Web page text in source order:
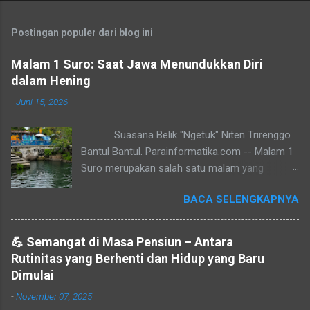
Postingan populer dari blog ini
Malam 1 Suro: Saat Jawa Menundukkan Diri
dalam Hening
-Juni 15, 2026
Suasana Belik "Ngetuk" Niten Trirenggo
Bantul Bantul. Parainformatika.com -- Malam 1
Suro merupakan salah satu malam yang
Jawa. Malam ini menandai pergantian tahun
dalam penanggalan Jawa yang diwariskan sejak
masa Sultan Agung Mataram. Bagi sebagian
orang, Malam 1 Suro bukan sekadar pergantian
tahun, tetapi juga momentum untuk melakukan
kepada Tuhan Yang Maha Esa. � Di berbagai
BACA SELENGKAPNYA
💪 Semangat di Masa Pensiun – Antara
Rutinitas yang Berhenti dan Hidup yang Baru
Dimulai
-November 07, 2025